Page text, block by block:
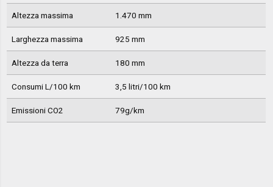
Altezza massima 1.470 mm
Larghezza massima 925 mm
Altezza da terra 180 mm
Consumi L/100 km 3,5 litri/100 km
Emissioni CO2 79g/km